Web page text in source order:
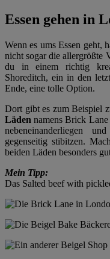
Essen gehen in
Wenn es ums Essen geht,
nicht sogar die allergrößte
du in einem richtig
Shoreditch, ein in den
Ende, eine tolle Option.
Dort gibt es zum Beispiel
Läden namens Brick
nebeneinanderliegen
gegenseitig stibitzen.
beiden Läden besonders
Mein Tipp:
Das Salted beef with